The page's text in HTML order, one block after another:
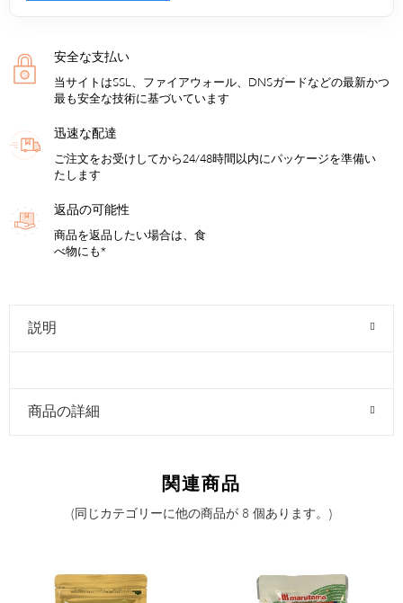
安全な支払い
当サイトはSSL、ファイアウォール、DNSガードなどの最新かつ
最も安全な技術に基づいています
迅速な配達
ご注文をお受けしてから24/48時間以内にパッケージを準備い
たします
返品の可能性
商品を返品したい場合は、食
べ物にも*
説明
商品の詳細
関連商品
(同じカテゴリーに他の商品が 8 個あります。)